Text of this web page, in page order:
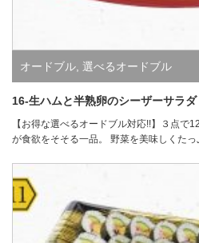
オードブル 選べるオードブル
16-生ハムと半熟卵のシーザーサラ
【お得な選べるオードブル対応!!】３点で
が食欲をそそる一品。 野菜を美味しくたっ